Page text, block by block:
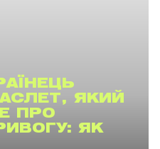
ЯКИЙ
ПРО
ЯК